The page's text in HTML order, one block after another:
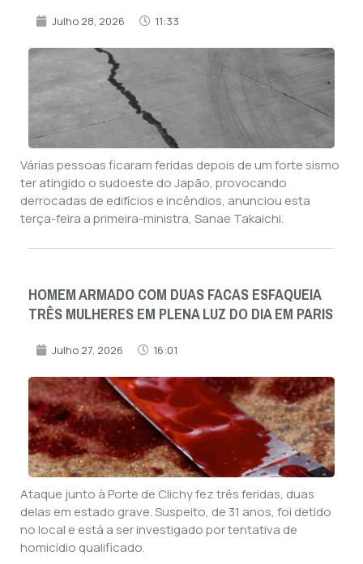
Julho 28, 2026 11:33
Várias pessoas ficaram feridas depois de um forte sismo
ter atingido o sudoeste do Japão, provocando
derrocadas de edifícios e incêndios, anunciou esta
terça-feira a primeira-ministra, Sanae Takaichi.
HOMEM ARMADO COM DUAS FACAS ESFAQUEIA
TRÊS MULHERES EM PLENA LUZ DO DIA EM PARIS
Julho 27, 2026 16:01
Ataque junto à Porte de Clichy fez três feridas, duas
delas em estado grave. Suspeito, de 31 anos, foi detido
no local e está a ser investigado por tentativa de
homicídio qualificado.